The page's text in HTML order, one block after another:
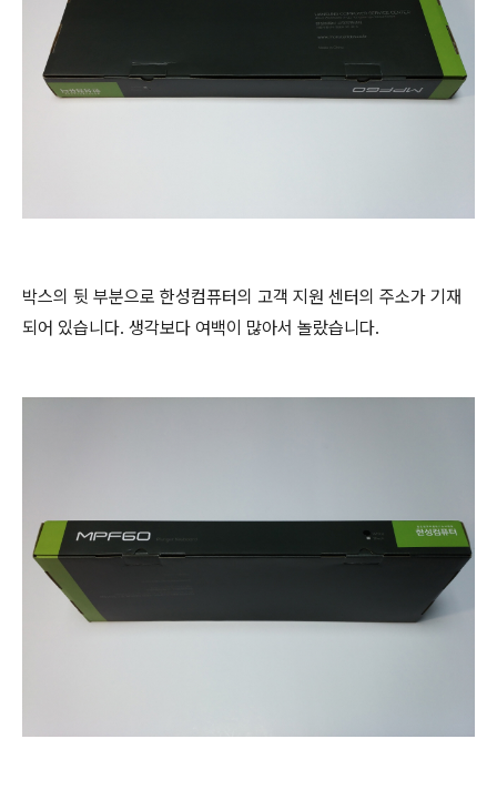
박스의 뒷 부분으로 한성컴퓨터의 고객 지원 센터의 주소가 기재
되어 있습니다. 생각보다 여백이 많아서 놀랐습니다.